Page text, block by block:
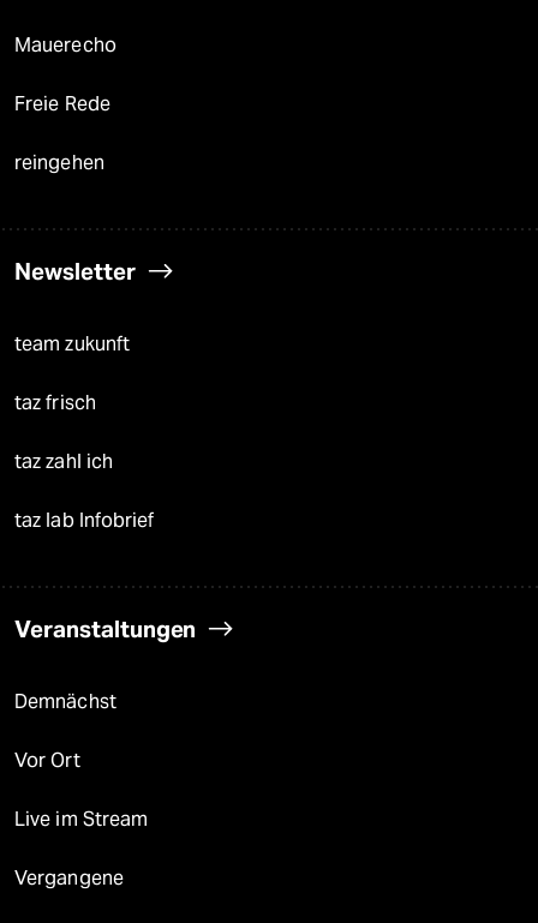
Mauerecho
Freie Rede
reingehen
Newsletter
team zukunft
taz frisch
taz zahl ich
taz lab Infobrief
Veranstaltungen
Demnächst
Vor Ort
Live im Stream
Vergangene